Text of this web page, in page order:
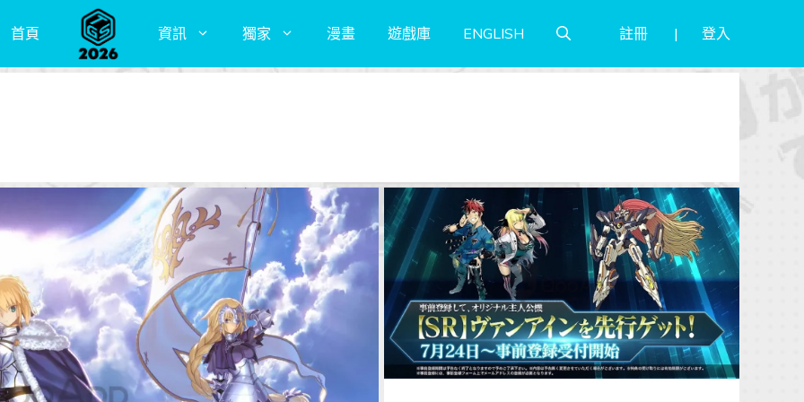
首頁 資訊 獨家 漫畫 遊戲庫 ENGLISH 註冊 登入